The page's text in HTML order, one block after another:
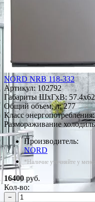
NORD NRB 118-332
Артикул:102792
Габариты ШxГxВ:
Общий объем, л: 277
Класс
Размораживание
Производитель:
NORD
*Наличие уточняйте у
16400руб.
Кол-во:
−